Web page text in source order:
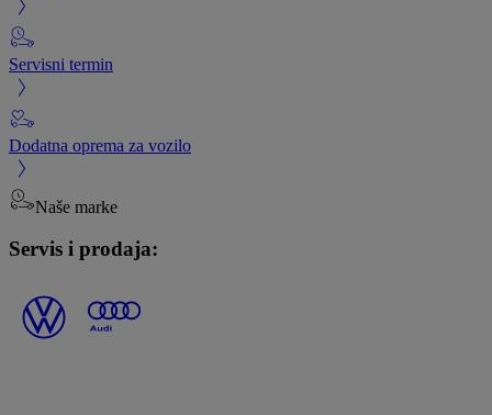
Servisni termin
Dodatna oprema za vozilo
Naše marke
Servis i prodaja: